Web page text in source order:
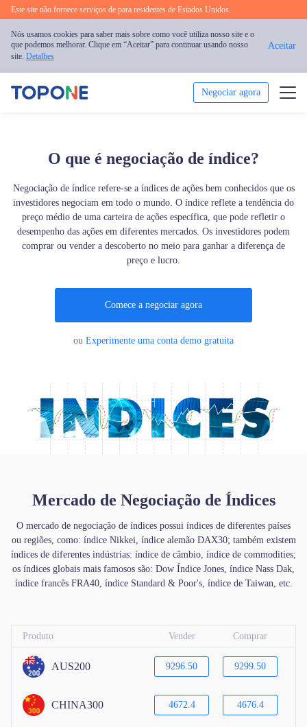
Este site não fornece serviços de para residentes de Estados Unidos.
Nós usamos cookies para saber mais sobre como você utiliza nosso site e o
que podemos melhorar. Clique em “Aceitar” para continuar usando nosso
site. Detalhes
Aceitar
Negociar agora
Plataforma
Análise
Educação
Trader | Partners
O que é negociação de índice?
Negociação de índice refere-se a índices de ações bem conhecidos que os
investidores negociam em todo o mundo. O índice reflete a tendência do
preço médio de uma carteira de ações específica, que pode refletir o
desempenho das ações em diferentes mercados. Os investidores podem
comprar ou vender a descoberto no meio para ganhar a diferença de
preço e lucro.
Comece a negociar agora
ou Experimente uma conta demo gratuita
Mercado de Negociação de Índices
O mercado de negociação de índices possui índices de diferentes países
ou regiões, como: índice Nikkei, índice alemão DAX30; também existem
índices de diferentes indústrias: índice de câmbio, índice de commodities;
os índices globais mais famosos são: Dow Índice Jones, índice Nass Dak,
índice francês FRA40, índice Standard & Poor's, índice de Taiwan, etc.
Produto Vender Comprar
AUS200 9296.50 9299.50
CHINA300 4672.4 4676.4